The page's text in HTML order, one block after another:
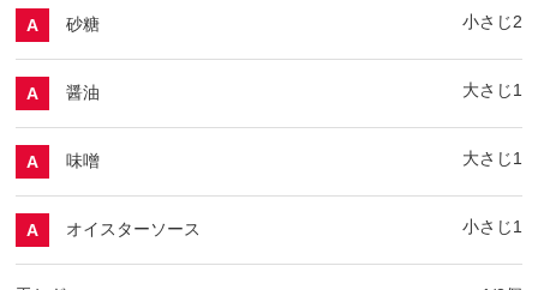
A 砂糖 小さじ2
A 醤油 大さじ1
A 味噌 大さじ1
A オイスターソース 小さじ1